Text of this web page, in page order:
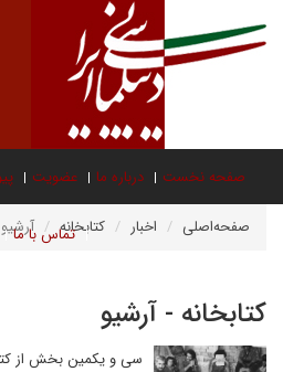
صفحه نخست درباره ما عضویت
تماس با ما صفحه‌اصلی اخبار کتابخانه آرشیو
کتابخانه - آرشیو
سی و یکمین بخش از